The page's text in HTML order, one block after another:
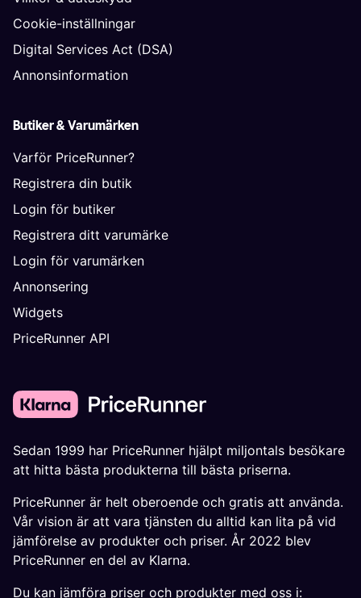
Cookie-inställningar
Digital Services Act (DSA)
Annonsinformation
Butiker & Varumärken
Varför PriceRunner?
Registrera din butik
Login för butiker
Registrera ditt varumärke
Login för varumärken
Annonsering
Widgets
PriceRunner API
Sedan 1999 har PriceRunner hjälpt miljontals besökare
att hitta bästa produkterna till bästa priserna.
PriceRunner är helt oberoende och gratis att använda.
Vår vision är att vara tjänsten du alltid kan lita på vid
jämförelse av produkter och priser. År 2022 blev
PriceRunner en del av Klarna.
Du kan jämföra priser och produkter med oss i: